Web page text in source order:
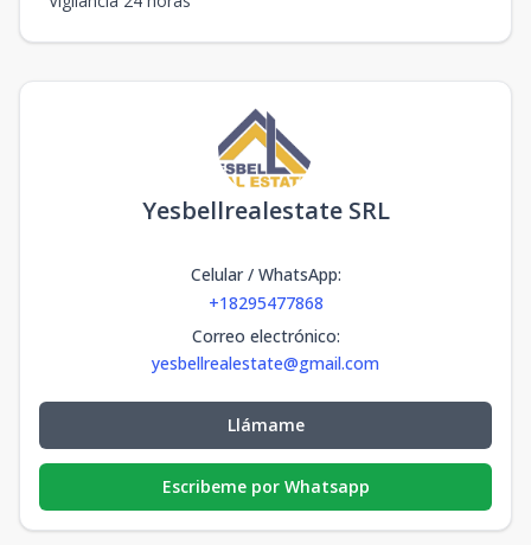
Yesbellrealestate SRL
Celular / WhatsApp:
+18295477868
Correo electrónico:
yesbellrealestate@gmail.com
Llámame
Escribeme por Whatsapp